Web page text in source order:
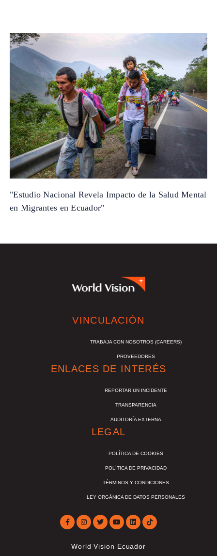
"Estudio Nacional Revela Impacto de la Salud Mental
en Migrantes en Ecuador"
VINCULACIÓN
TRABAJA CON NOSOTROS (CAREERS)
PROVEEDORES
ENLACES DE INTERÉS
REPORTAR UN INCIDENTE
TRANSPARENCIA
AUDITORÍA EXTERNA
LEGAL
POLÍTICA DE COOKIES
POLÍTICA DE PRIVACIDAD
TÉRMINOS Y CONDICIONES
LEY ORGÁNICA DE DATOS PERSONALES
World Vision Ecuador